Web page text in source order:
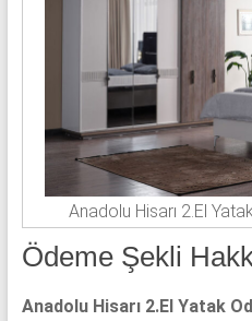
Anadolu Hisarı 2.El Yatak
Ödeme Şekli
Anadolu Hisarı 2.El Yatak